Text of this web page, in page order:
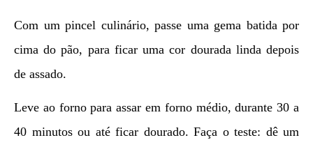
Com um pincel culinário, passe uma gema batida por
cima do pão, para ficar uma cor dourada linda depois
de assado.
Leve ao forno para assar em forno médio, durante 30 a
40 minutos ou até ficar dourado. Faça o teste: dê um